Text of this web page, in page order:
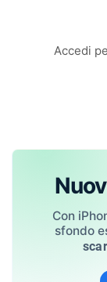
Accedi
Con
sfondo